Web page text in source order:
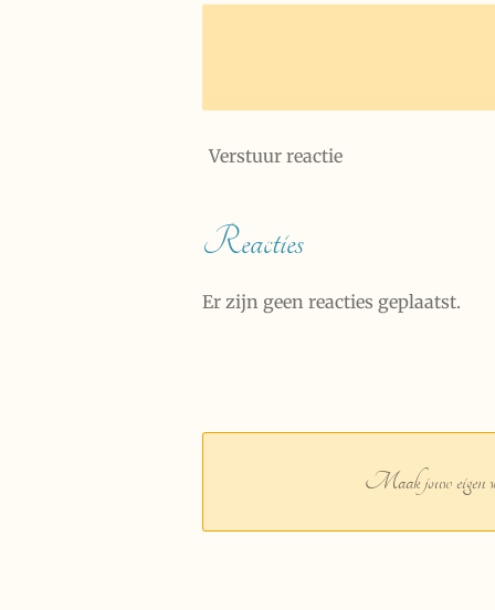
Verstuur reactie
Reacties
Er zijn geen reacties geplaatst.
Maak jouw eigen